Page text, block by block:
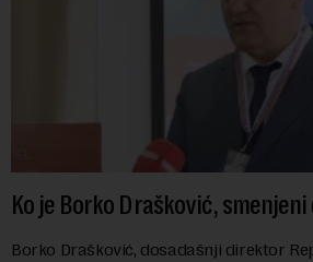
Ko je Borko Drašković,
Borko Drašković, dosadašnji direktor